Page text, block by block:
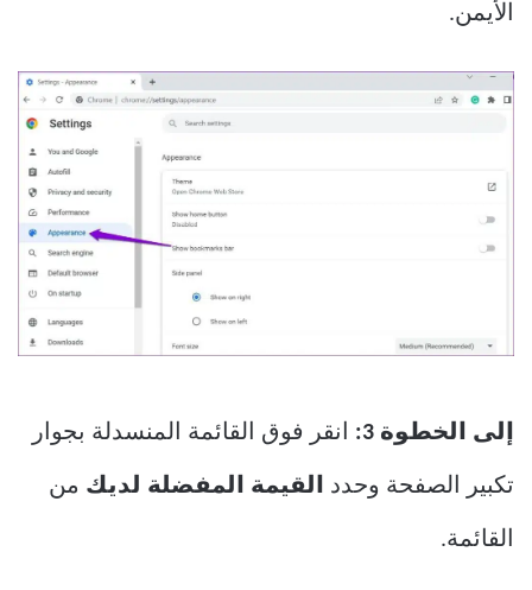
الأيمن.
إلى الخطوة 3: انقر فوق القائمة المنسدلة بجوار
تكبير الصفحة وحدد القيمة المفضلة لديك من
القائمة.